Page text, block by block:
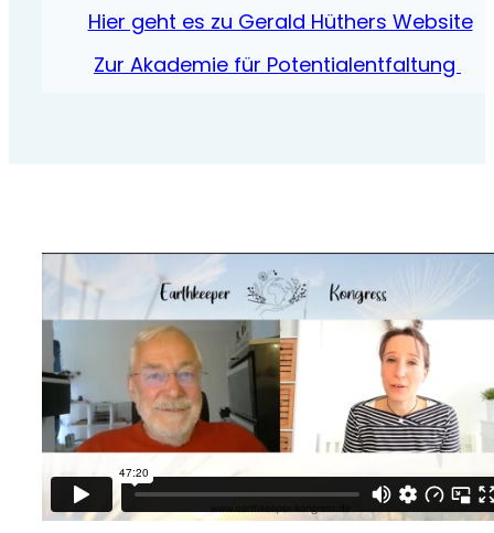
Hier geht es zu Gerald Hüthers Website
Zur Akademie für Potentialentfaltung